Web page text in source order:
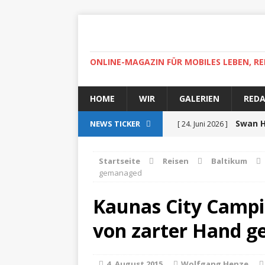
ONLINE-MAGAZIN FÜR MOBILES LEBEN,
HOME WIR GALERIEN
NEWS TICKER [ 24. Juni 2026 ] Swan
[ 30. April 2022 ]
Helgoland ZUR SEE
Startseite Reisen Baltikum
gemanaged
Kaunas City
von zarter Hand